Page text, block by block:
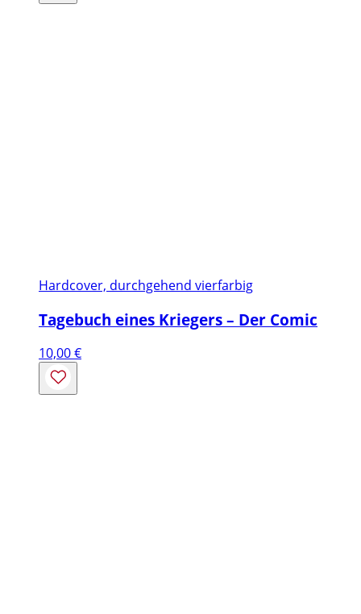
Hardcover, durchgehend vierfarbig
Tagebuch eines Kriegers – Der Comic
10,00€